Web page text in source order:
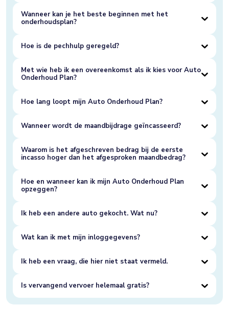
Wanneer kan je het beste beginnen met het
onderhoudsplan?
Hoe is de pechhulp geregeld?
Met wie heb ik een overeenkomst als ik kies voor Auto
Onderhoud Plan?
Hoe lang loopt mijn Auto Onderhoud Plan?
Wanneer wordt de maandbijdrage geïncasseerd?
Waarom is het afgeschreven bedrag bij de eerste
incasso hoger dan het afgesproken maandbedrag?
Hoe en wanneer kan ik mijn Auto Onderhoud Plan
opzeggen?
Ik heb een andere auto gekocht. Wat nu?
Wat kan ik met mijn inloggegevens?
Ik heb een vraag, die hier niet staat vermeld.
Is vervangend vervoer helemaal gratis?